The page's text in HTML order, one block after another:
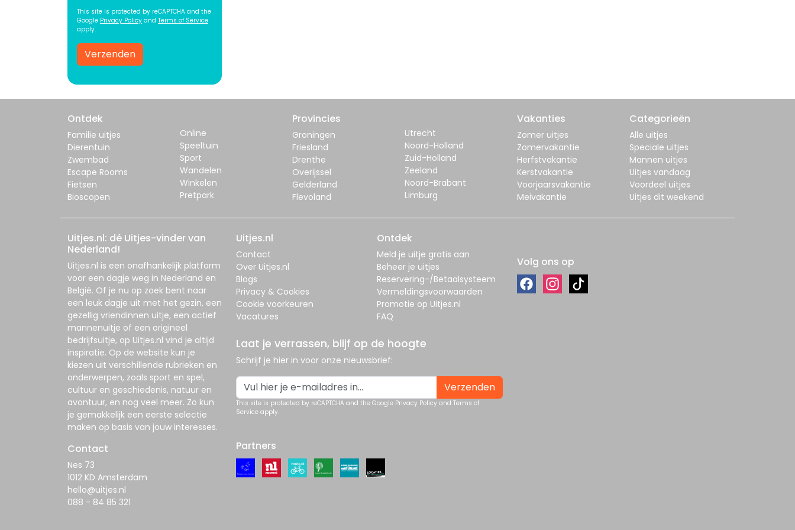
This site is protected by reCAPTCHA and the
Google Privacy Policy and Terms of Service
apply.
Verzenden
Ontdek
Familie uitjes
Dierentuin
Zwembad
Escape Rooms
Fietsen
Bioscopen
Online
Speeltuin
Sport
Wandelen
Winkelen
Pretpark
Provincies
Groningen
Friesland
Drenthe
Overijssel
Gelderland
Flevoland
Utrecht
Noord-Holland
Zuid-Holland
Zeeland
Noord-Brabant
Limburg
Vakanties
Zomer uitjes
Zomervakantie
Herfstvakantie
Kerstvakantie
Voorjaarsvakantie
Meivakantie
Categorieën
Alle uitjes
Speciale uitjes
Mannen uitjes
Uitjes vandaag
Voordeel uitjes
Uitjes dit weekend
Uitjes.nl: dé Uitjes-vinder van
Nederland!
Uitjes.nl is een onafhankelijk platform
voor een dagje weg in Nederland en
België. Of je nu op zoek bent naar
een leuk dagje uit met het gezin, een
gezellig vriendinnen uitje, een actief
mannenuitje of een origineel
bedrijfsuitje, op Uitjes.nl vind je altijd
inspiratie. Op de website kun je
kiezen uit verschillende rubrieken en
onderwerpen, zoals sport en spel,
cultuur en geschiedenis, natuur en
avontuur, en nog veel meer. Zo kun
je gemakkelijk een eerste selectie
maken op basis van jouw interesses.
Contact
Nes 73
1012 KD Amsterdam
hello@uitjes.nl
088 - 84 85 321
Uitjes.nl
Contact
Over Uitjes.nl
Blogs
Privacy & Cookies
Cookie voorkeuren
Vacatures
Ontdek
Meld je uitje gratis aan
Beheer je uitjes
Reservering-/Betaalsysteem
Vermeldingsvoorwaarden
Promotie op Uitjes.nl
FAQ
Laat je verrassen, blijf op de hoogte
Schrijf je hier in voor onze nieuwsbrief:
Verzenden
This site is protected by reCAPTCHA and the Google Privacy Policy and Terms of
Service apply.
Partners
Volg ons op